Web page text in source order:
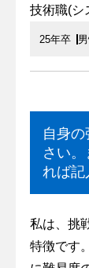
技術職(シ
25年卒
自身
さい
れば記
私は、挑
特徴です